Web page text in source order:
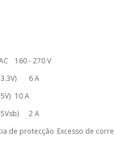
160 - 270 V
6 A
10 A
2 A
de protecção Excesso de